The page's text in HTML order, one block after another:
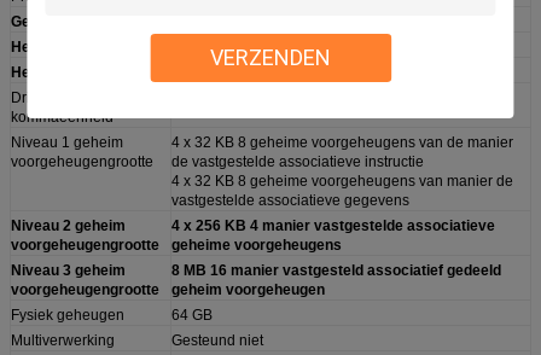
VERZENDEN
Gegevensbreedte
Het aantal cpu-kernen
Het aantal draden
Drijvend
kommaeenheid
Niveau 1 geheim
voorgeheugengrootte
4 x 32 KB 8 geheime voorgeheugens van de manier
de vastgestelde associatieve instructie
4 x 32 KB 8 geheime voorgeheugens van manier de
vastgestelde associatieve gegevens
Niveau 2 geheim
voorgeheugengrootte
4 x 256 KB 4 manier vastgestelde associatieve
geheime voorgeheugens
Niveau 3 geheim
voorgeheugengrootte
8 MB 16 manier vastgesteld associatief gedeeld
geheim voorgeheugen
Fysiek geheugen
64 GB
Multiverwerking
Gesteund niet